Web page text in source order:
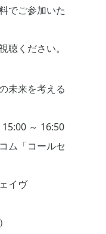
でご参加いた
聴ください。
未来を考える
～ 16:50
ム「コールセ
イヴ